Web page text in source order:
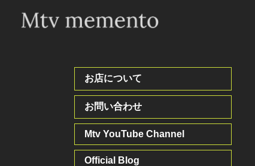
お店について
お問い合わせ
Mtv YouTube Channel
Official Blog